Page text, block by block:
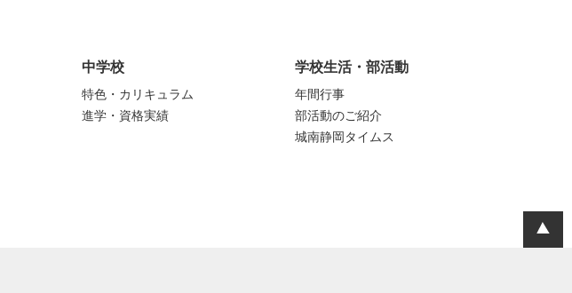
中学校
特色・カリキュラム
進学・資格実績
学校生活・部活動
年間行事
部活動のご紹介
城南静岡タイムス